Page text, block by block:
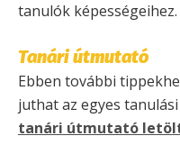
tanulók képességeihez.
Tanári útmutató
Ebben további
juthat az egyes
tanári útmutató